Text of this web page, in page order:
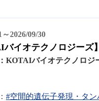
～2026/09/30
バイオテクノロジーズ
KOTAIバイオテクノロジ
#空間的遺伝子発現・タ